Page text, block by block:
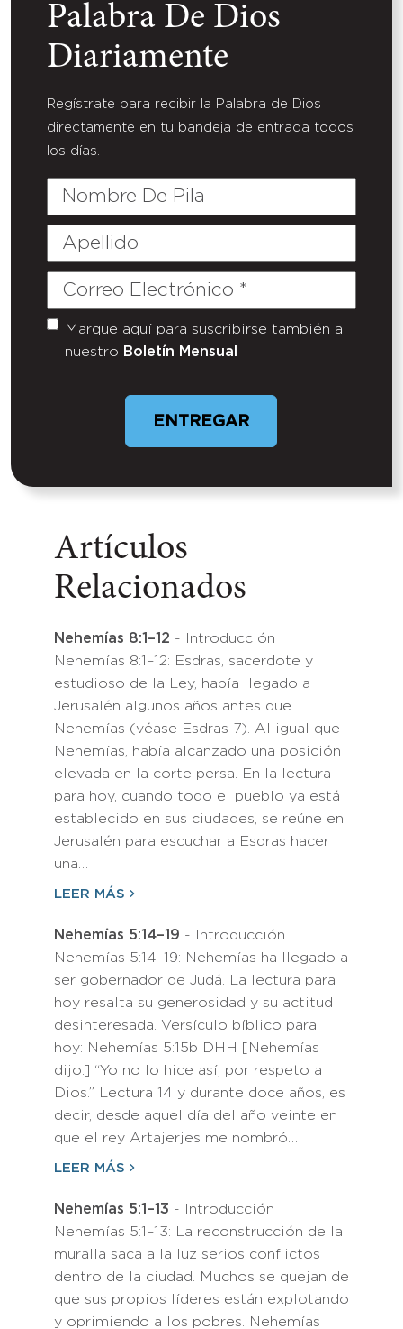
Palabra De Dios
Diariamente
Regístrate para recibir la Palabra de Dios
directamente en tu bandeja de entrada todos
los días.
Nombre
Pila
Apellido
Correo
Untitled
Marque aquí para suscribirse también a
nuestro Boletín Mensual
Artículos
Relacionados
Nehemías 8:1–12 - Introducción
Nehemías 8:1–12: Esdras, sacerdote y
estudioso de la Ley, había llegado a
Jerusalén algunos años antes que
Nehemías (véase Esdras 7). Al igual que
Nehemías, había alcanzado una posición
elevada en la corte persa. En la lectura
para hoy, cuando todo el pueblo ya está
establecido en sus ciudades, se reúne en
Jerusalén para escuchar a Esdras hacer
una…
LEER MÁS
Nehemías 5:14–19 - Introducción
Nehemías 5:14–19: Nehemías ha llegado a
ser gobernador de Judá. La lectura para
hoy resalta su generosidad y su actitud
desinteresada. Versículo bíblico para
hoy: Nehemías 5:15b DHH [Nehemías
dijo:] “Yo no lo hice así, por respeto a
Dios.” Lectura 14 y durante doce años, es
decir, desde aquel día del año veinte en
que el rey Artajerjes me nombró…
LEER MÁS
Nehemías 5:1–13 - Introducción
Nehemías 5:1–13: La reconstrucción de la
muralla saca a la luz serios conflictos
dentro de la ciudad. Muchos se quejan de
que sus propios líderes están explotando
y oprimiendo a los pobres. Nehemías